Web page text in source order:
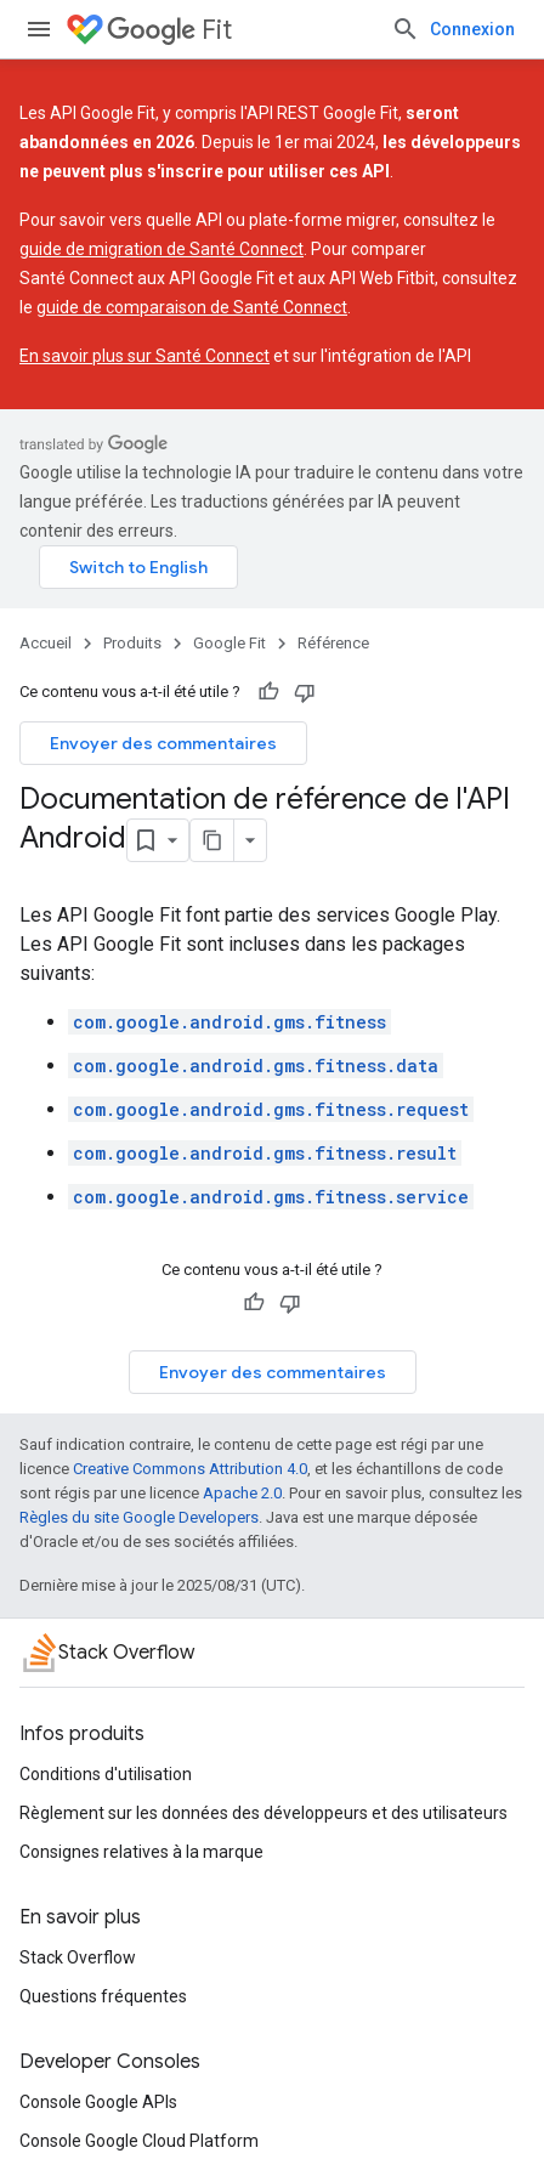
Fit Connexion
Les API Google Fit, y compris l'API REST Google Fit, seront
abandonnées en 2026 . Depuis le 1er mai 2024, les développeurs
ne peuvent plus s'inscrire pour utiliser ces API
Pour savoir vers quelle API ou plate-forme migrer, consultez le
guide de migration de Santé Connect . Pour comparer
Santé Connect aux API Google Fit et aux API Web Fitbit, consultez
le guide de comparaison de Santé Connect
En savoir plus sur Santé Connectet sur l'intégration de l'API
Google utilise la technologie IA pour traduire le contenu dans votre
langue préférée. Les traductions générées par IA peuvent
contenir des erreurs.
Accueil Produits Google Fit Référence
Ce contenu vous a-t-il été utile ?
Envoyer des commentaires
Documentation de référence de l'API
Android
Les API Google Fit font partie des services Google Play.
Les API Google Fit sont incluses dans les packages
suivants:
com.google.android.gms.fitness
com.google.android.gms.fitness.data
com.google.android.gms.fitness.request
com.google.android.gms.fitness.result
com.google.android.gms.fitness.service
Ce contenu vous a-t-il été utile ?
Envoyer des commentaires
Sauf indication contraire, le contenu de cette page est régi par une
licence Creative Commons Attribution 4.0, et les échantillons de code
sont régis par une licence Apache 2.0. Pour en savoir plus, consultez les
Règles du site Google Developers. Java est une marque déposée
d'Oracle et/ou de ses sociétés affiliées.
Dernière mise à jour le 2025/08/31 (UTC).
Stack Overflow
Infos produits
Conditions d'utilisation
Règlement sur les données des développeurs et des utilisateurs
Consignes relatives à la marque
En savoir plus
Stack Overflow
Questions fréquentes
Developer Consoles
Console Google APIs
Console Google Cloud Platform